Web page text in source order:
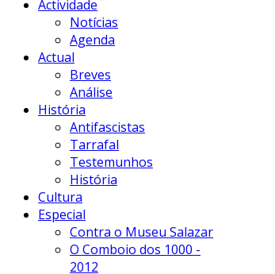
Actividade
Notícias
Agenda
Actual
Breves
Análise
História
Antifascistas
Tarrafal
Testemunhos
História
Cultura
Especial
Contra o Museu Salazar
O Comboio dos 1000 -
2012